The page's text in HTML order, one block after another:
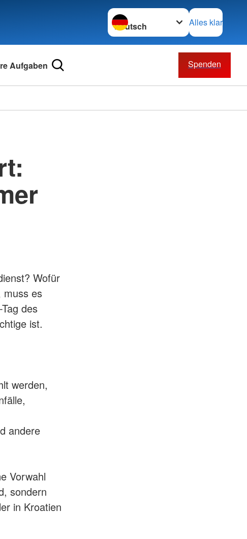
Sprache wechseln zu
Alles klar
Aufgaben Spenden
Wofür
muss es
des
ist.
werden,
andere
Vorwahl
sondern
in Kroatien